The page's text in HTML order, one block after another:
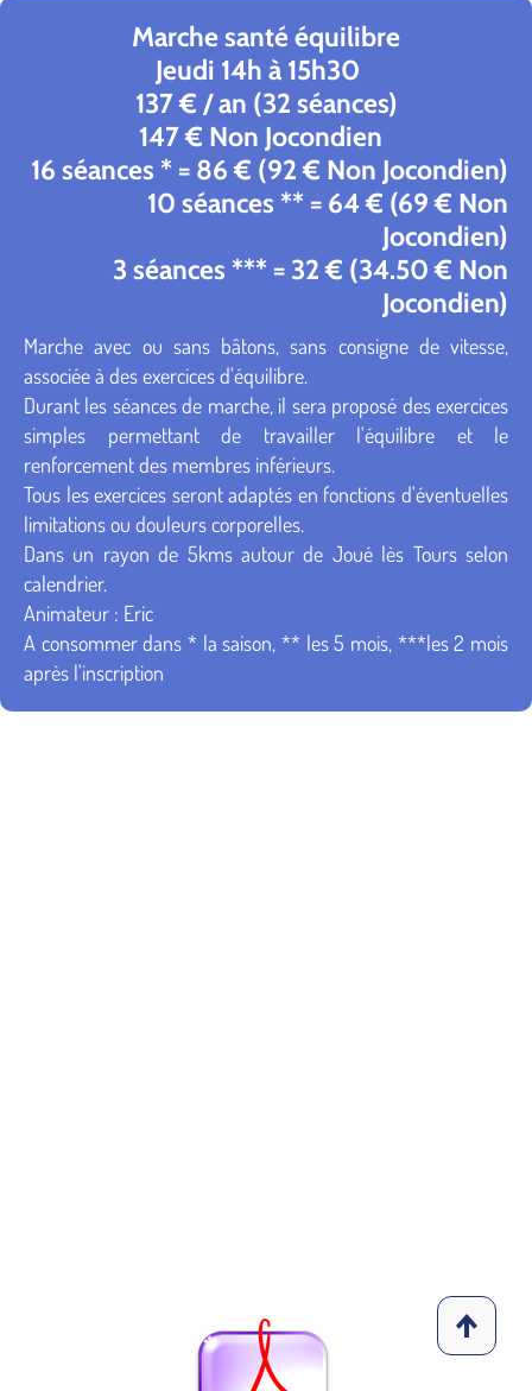
Marche santé équilibre
Jeudi 14h à 15h30
137 € / an (32 séances)
147 € Non Jocondien
16 séances * = 86 € (92 € Non Jocondien)
10 séances ** = 64 € (69 € Non
Jocondien)
3 séances *** = 32 € (34.50 € Non
Jocondien)
Marche avec ou sans bâtons, sans consigne de vitesse,
associée à des exercices d'équilibre.
Durant les séances de marche, il sera proposé des exercices
simples permettant de travailler l'équilibre et le
renforcement des membres inférieurs.
Tous les exercices seront adaptés en fonctions d'éventuelles
limitations ou douleurs corporelles.
Dans un rayon de 5kms autour de Joué lès Tours selon
calendrier.
Animateur : Eric
A consommer dans * la saison, ** les 5 mois, ***les 2 mois
après l'inscription